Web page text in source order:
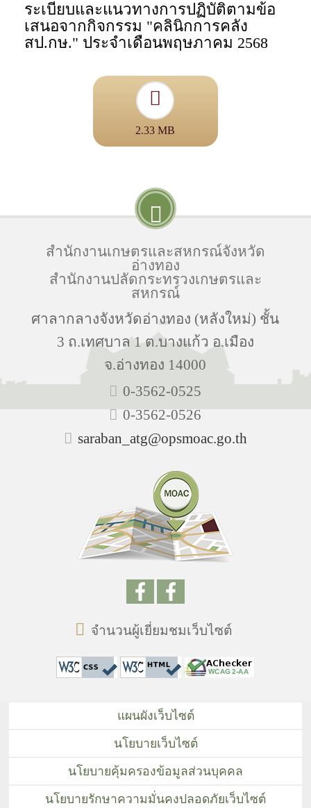
ระเบียบและแนวทางการปฏิบัติตามข้อ
เสนอจากกิจกรรม "คลินิกการคลัง
สป.กษ." ประจำเดือนพฤษภาคม 2568
2.33 MB
สำนักงานเกษตรและสหกรณ์จังหวัด
อ่างทอง
สำนักงานปลัดกระทรวงเกษตรและ
สหกรณ์
ศาลากลางจังหวัดอ่างทอง (หลังใหม่) ชั้น
3 ถ.เทศบาล 1 ต.บางแก้ว อ.เมือง
จ.อ่างทอง 14000
0-3562-0525
0-3562-0526
saraban_atg@opsmoac.go.th
จำนวนผู้เยี่ยมชมเว็บไซต์
แผนผังเว็บไซต์
นโยบายเว็บไซต์
นโยบายคุ้มครองข้อมูลส่วนบุคคล
นโยบายรักษาความมั่นคงปลอดภัยเว็บไซต์